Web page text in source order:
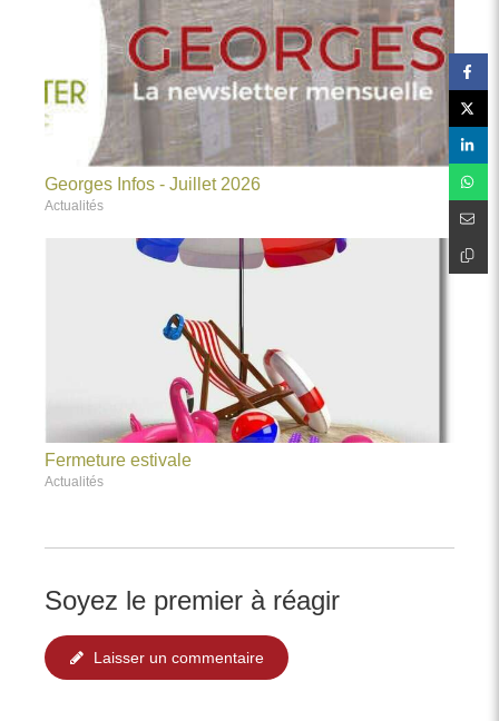
Georges Infos - Juillet 2026
Actualités
Fermeture estivale
Actualités
Soyez le premier à réagir
Laisser un commentaire